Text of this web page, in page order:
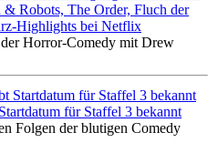
Robots, The Order, Fluch der
Highlights bei Netflix
Horror-Comedy mit Drew
für Staffel 3 bekannt
Folgen der blutigen Comedy